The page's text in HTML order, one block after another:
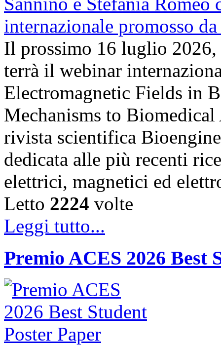
Il prossimo 16 luglio
terrà il webinar
Electromagnetic Fields in
Mechanisms to
rivista scientifica
dedicata alle più recenti
elettrici, magnetici ed
Letto 2224 volte
Leggi tutto...
Premio ACES 2026 Best